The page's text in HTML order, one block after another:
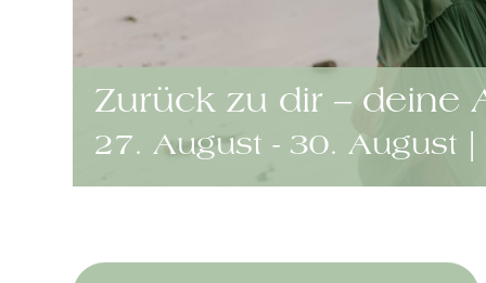
Zurück zu dir – deine
27. August - 30. August